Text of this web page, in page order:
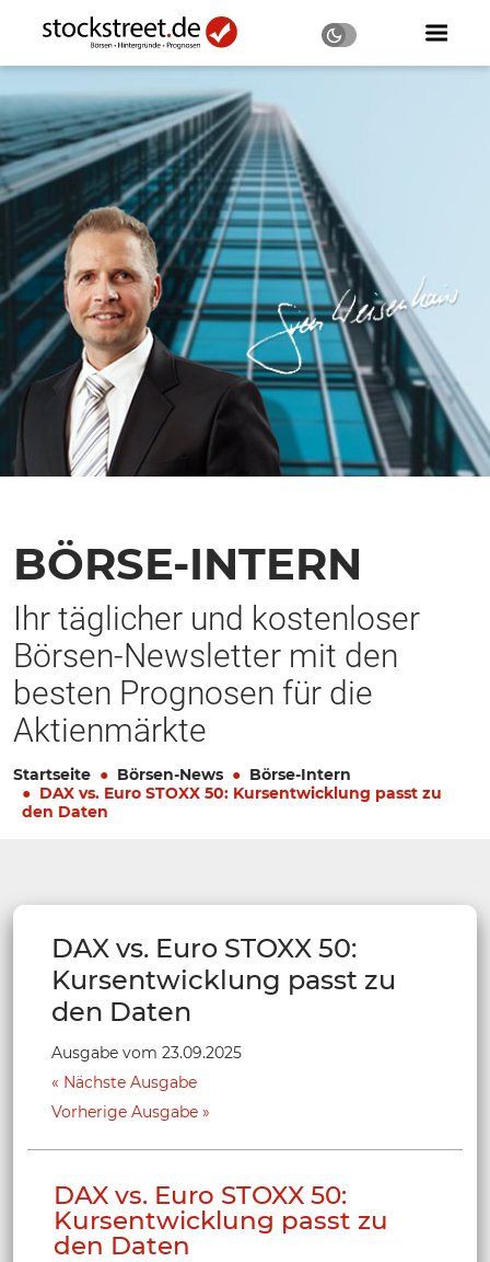
BÖRSE-INTERN
Ihr täglicher und kostenloser
Börsen-Newsletter mit den
besten Prognosen für die
Aktienmärkte
Startseite Börsen-News
Börse-Intern
DAX vs. Euro STOXX 50: Kursentwicklung passt zu
den Daten
DAX vs. Euro STOXX 50:
Kursentwicklung passt zu
den Daten
Ausgabe vom 23.09.2025
Nächste Ausgabe
Vorherige Ausgabe
DAX vs. Euro STOXX 50:
Kursentwicklung passt zu
den Daten